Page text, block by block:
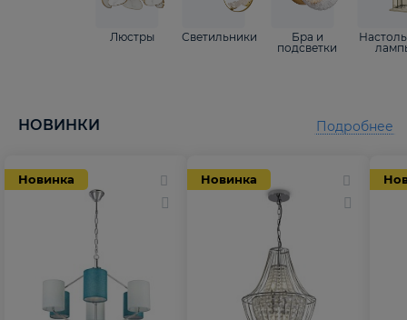
Люстры Светильники
Бра и
подсветки
НОВИНКИ
Новинка Новинка
Подробнее